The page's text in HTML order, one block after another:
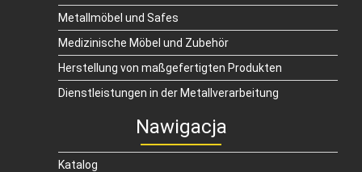
Metallmöbel und Safes
Medizinische Möbel und Zubehör
Herstellung von maßgefertigten Produkten
Dienstleistungen in der Metallverarbeitung
Nawigacja
Katalog